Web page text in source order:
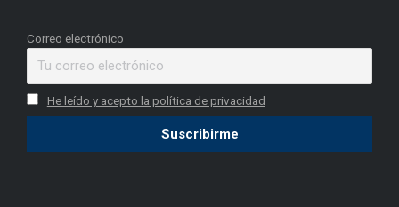
opens
window
opens
window
Correo electrónico
He leído y acepto la política de privacidad